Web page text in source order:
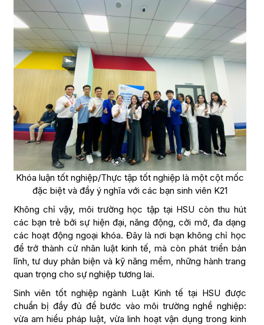
Khóa luận tốt nghiệp/Thực tập tốt nghiệp là một cột mốc
đặc biệt và đầy ý nghĩa với các bạn sinh viên K21
Không chỉ vậy, môi trường học tập tại HSU còn thu hút
các bạn trẻ bởi sự hiện đại, năng động, cởi mở, đa dạng
các hoạt động ngoại khóa. Đây là nơi bạn không chỉ học
để trở thành cử nhân luật kinh tế, mà còn phát triển bản
lĩnh, tư duy phản biện và kỹ năng mềm, những hành trang
quan trọng cho sự nghiệp tương lai.
Sinh viên tốt nghiệp ngành Luật Kinh tế tại HSU được
chuẩn bị đầy đủ để bước vào môi trường nghề nghiệp:
vừa am hiểu pháp luật, vừa linh hoạt vận dụng trong kinh